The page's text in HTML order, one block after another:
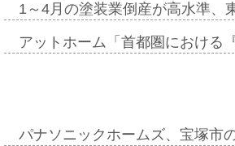
1～4月の塗装業倒産が高水準
アットホーム「首都圏における
パナソニックホームズ、宝塚市